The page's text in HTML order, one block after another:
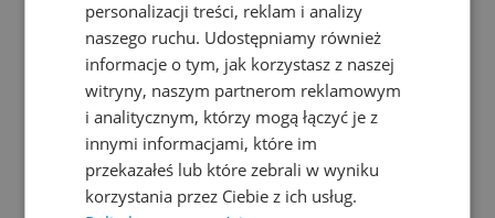
personalizacji treści, reklam i analizy
naszego ruchu. Udostępniamy również
informacje o tym, jak korzystasz z naszej
witryny, naszym partnerom reklamowym
i analitycznym, którzy mogą łączyć je z
innymi informacjami, które im
przekazałeś lub które zebrali w wyniku
korzystania przez Ciebie z ich usług.